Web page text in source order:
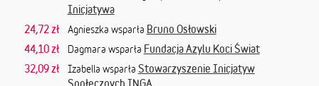
Inicjatywa
24,72 zł
Agnieszka wsparła Bruno Osłowski
44,10 zł
Dagmara wsparła Fundacja Azylu Koci Świat
32,09 zł
Izabella wsparła Stowarzyszenie Inicjatyw
Społecznych INGA